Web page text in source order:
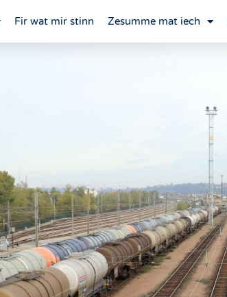
Fir wat mir stinn Zesumme mat iech